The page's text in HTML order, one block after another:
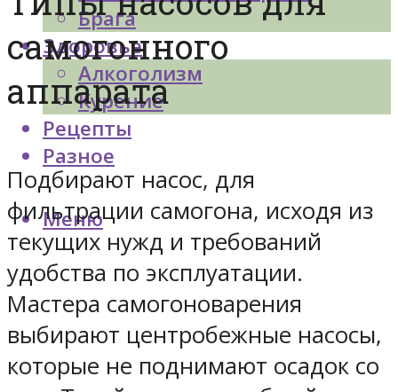
Брага
Здоровье
Алкоголизм
Курение
Рецепты
Разное
Меню
самогонного
аппарата
Подбирают насос, для
фильтрации самогона, исходя из
текущих нужд и требований
удобства по эксплуатации.
Мастера самогоноварения
выбирают центробежные насосы,
которые не поднимают осадок со